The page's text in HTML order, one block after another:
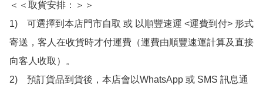
＜＜取貨安排：＞＞
1)　可選擇到本店門市自取 或 以順豐速運 <運費到付> 形式
寄送，客人在收貨時才付運費（運費由順豐速運計算及直接
向客人收取）。
2)　預訂貨品到貨後，本店會以WhatsApp 或 SMS 訊息通